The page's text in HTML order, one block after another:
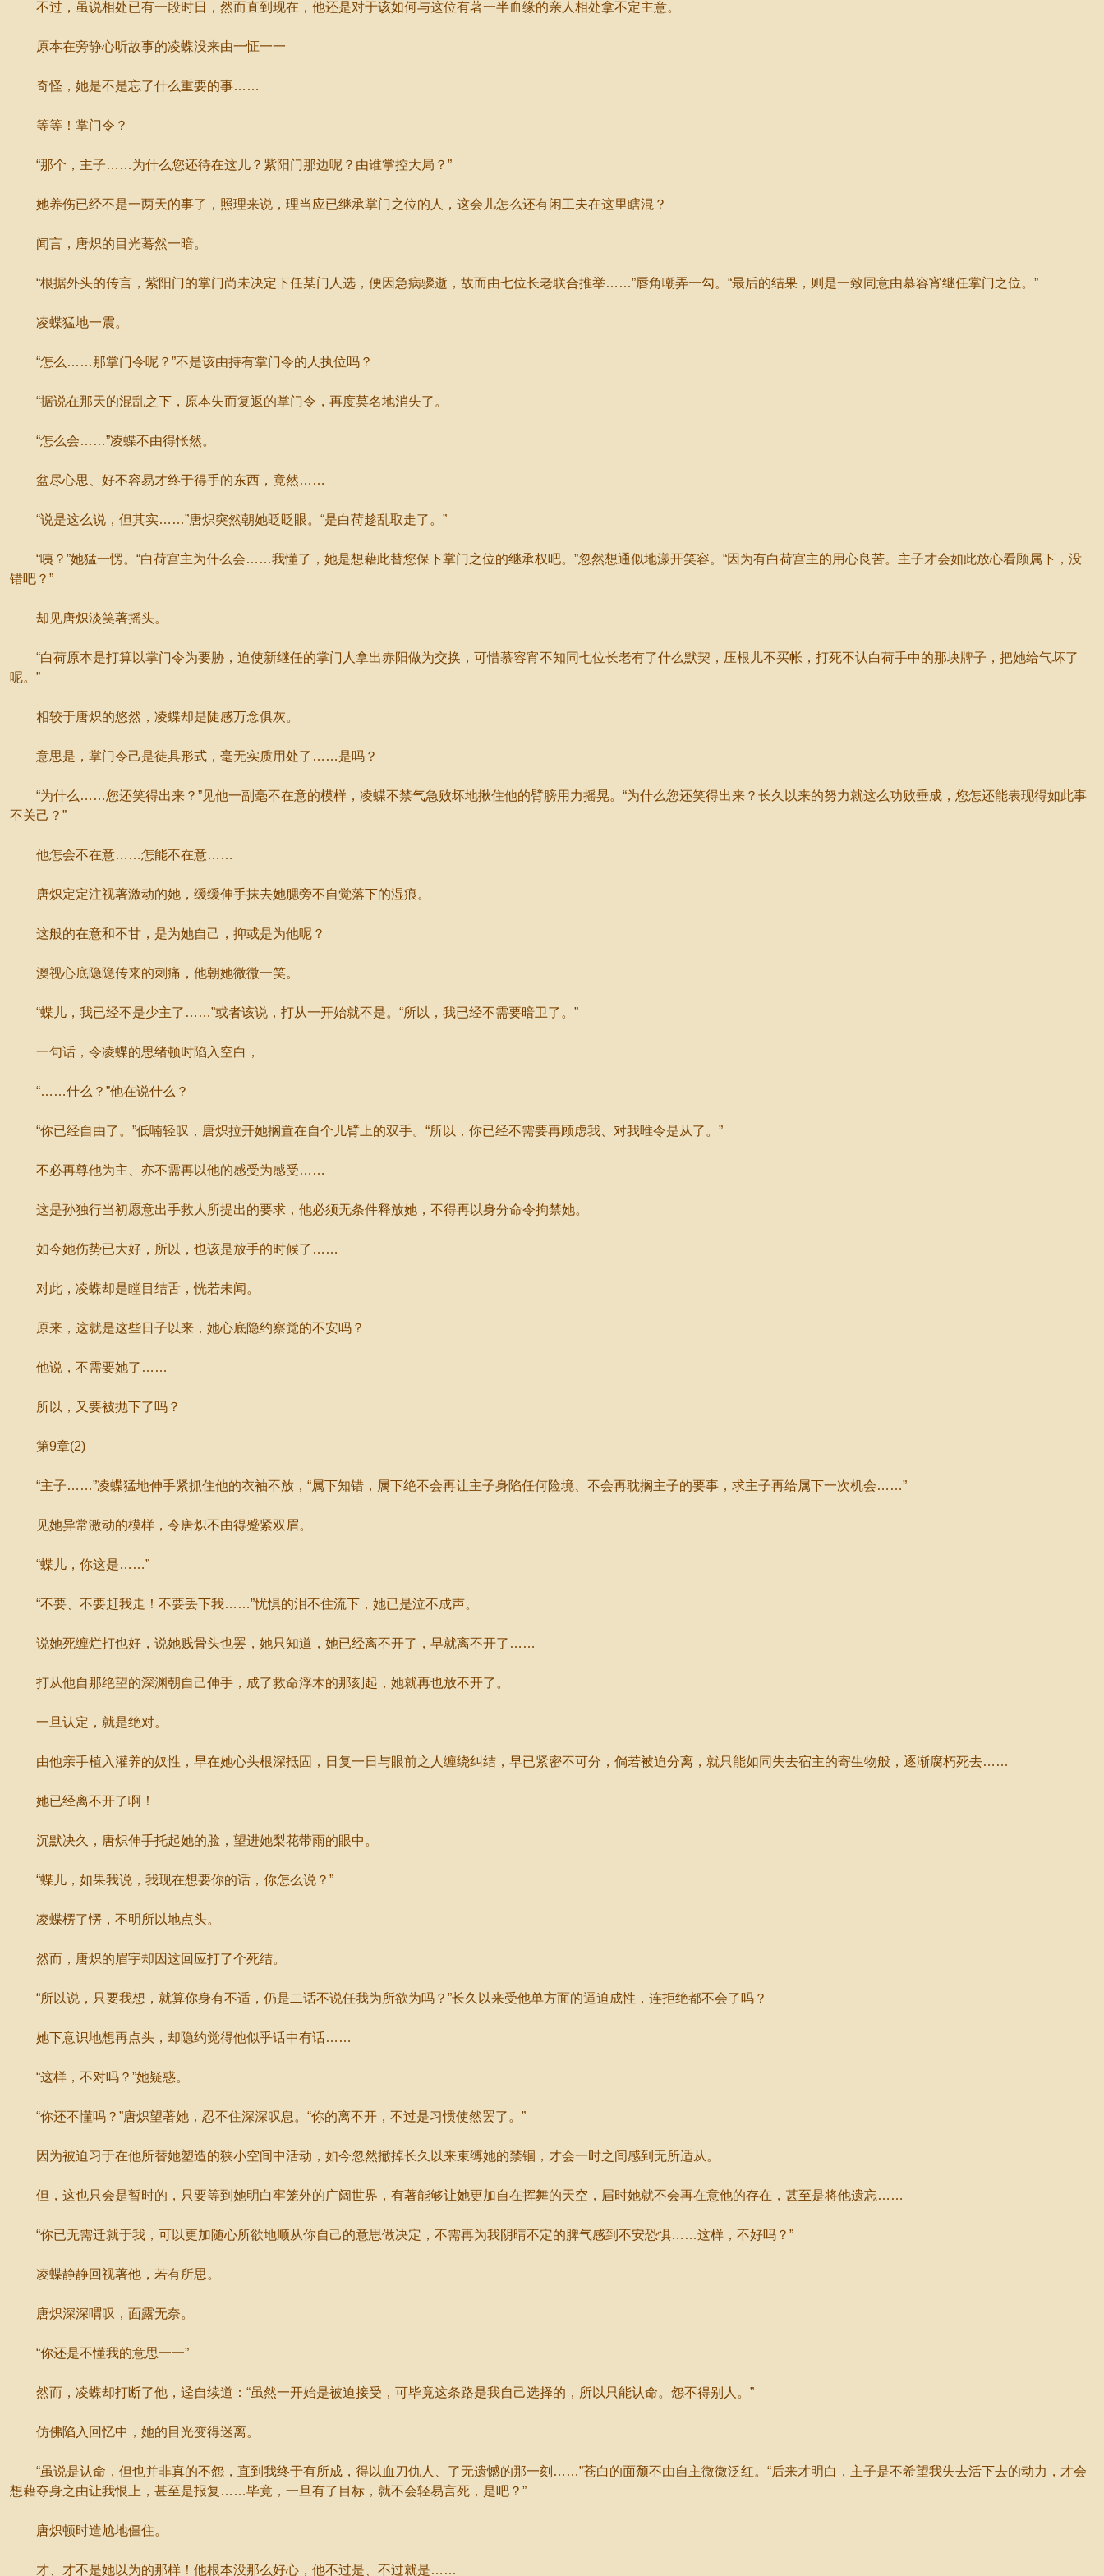
不过，虽说相处已有一段时日，然而直到现在，他还是对于该如何与这位有著一半血缘的亲人相处拿不定主意。
原本在旁静心听故事的凌蝶没来由一怔一一
奇怪，她是不是忘了什么重要的事……
等等！掌门令？
“那个，主子……为什么您还待在这儿？紫阳门那边呢？由谁掌控大局？”
她养伤已经不是一两天的事了，照理来说，理当应已继承掌门之位的人，这会儿怎么还有闲工夫在这里瞎混？
闻言，唐炽的目光蓦然一暗。
“根据外头的传言，紫阳门的掌门尚未决定下任某门人选，便因急病骤逝，故而由七位长老联合推举……”唇角嘲弄一勾。“最后的结果，则是一致同意由慕容宵继任掌门之位。”
凌蝶猛地一震。
“怎么……那掌门令呢？”不是该由持有掌门令的人执位吗？
“据说在那天的混乱之下，原本失而复返的掌门令，再度莫名地消失了。
“怎么会……”凌蝶不由得怅然。
盆尽心思、好不容易才终于得手的东西，竟然……
“说是这么说，但其实……”唐炽突然朝她眨眨眼。“是白荷趁乱取走了。”
“咦？”她猛一愣。“白荷宫主为什么会……我懂了，她是想藉此替您保下掌门之位的继承权吧。”忽然想通似地漾开笑容。“因为有白荷宫主的用心良苦。主子才会如此放心看顾属下，没
错吧？”
却见唐炽淡笑著摇头。
“白荷原本是打算以掌门令为要胁，迫使新继任的掌门人拿出赤阳做为交换，可惜慕容宵不知同七位长老有了什么默契，压根儿不买帐，打死不认白荷手中的那块牌子，把她给气坏了
呢。”
相较于唐炽的悠然，凌蝶却是陡感万念俱灰。
意思是，掌门令己是徒具形式，毫无实质用处了……是吗？
“为什么……您还笑得出来？”见他一副毫不在意的模样，凌蝶不禁气急败坏地揪住他的臂膀用力摇晃。“为什么您还笑得出来？长久以来的努力就这么功败垂成，您怎还能表现得如此事
不关己？”
他怎会不在意……怎能不在意……
唐炽定定注视著激动的她，缓缓伸手抹去她腮旁不自觉落下的湿痕。
这般的在意和不甘，是为她自己，抑或是为他呢？
澳视心底隐隐传来的刺痛，他朝她微微一笑。
“蝶儿，我已经不是少主了……”或者该说，打从一开始就不是。“所以，我已经不需要暗卫了。”
一句话，令凌蝶的思绪顿时陷入空白，
“……什么？”他在说什么？
“你已经自由了。”低喃轻叹，唐炽拉开她搁置在自个儿臂上的双手。“所以，你已经不需要再顾虑我、对我唯令是从了。”
不必再尊他为主、亦不需再以他的感受为感受……
这是孙独行当初愿意出手救人所提出的要求，他必须无条件释放她，不得再以身分命令拘禁她。
如今她伤势已大好，所以，也该是放手的时候了……
对此，凌蝶却是瞠目结舌，恍若未闻。
原来，这就是这些日子以来，她心底隐约察觉的不安吗？
他说，不需要她了……
所以，又要被抛下了吗？
第9章(2)
“主子……”凌蝶猛地伸手紧抓住他的衣袖不放，“属下知错，属下绝不会再让主子身陷任何险境、不会再耽搁主子的要事，求主子再给属下一次机会……”
见她异常激动的模样，令唐炽不由得蹙紧双眉。
“蝶儿，你这是……”
“不要、不要赶我走！不要丢下我……”忧惧的泪不住流下，她已是泣不成声。
说她死缠烂打也好，说她贱骨头也罢，她只知道，她已经离不开了，早就离不开了……
打从他自那绝望的深渊朝自己伸手，成了救命浮木的那刻起，她就再也放不开了。
一旦认定，就是绝对。
由他亲手植入灌养的奴性，早在她心头根深抵固，日复一日与眼前之人缠绕纠结，早已紧密不可分，倘若被迫分离，就只能如同失去宿主的寄生物般，逐渐腐朽死去……
她已经离不开了啊！
沉默决久，唐炽伸手托起她的脸，望进她梨花带雨的眼中。
“蝶儿，如果我说，我现在想要你的话，你怎么说？”
凌蝶楞了愣，不明所以地点头。
然而，唐炽的眉宇却因这回应打了个死结。
“所以说，只要我想，就算你身有不适，仍是二话不说任我为所欲为吗？”长久以来受他单方面的逼迫成性，连拒绝都不会了吗？
她下意识地想再点头，却隐约觉得他似乎话中有话……
“这样，不对吗？”她疑惑。
“你还不懂吗？”唐炽望著她，忍不住深深叹息。“你的离不开，不过是习惯使然罢了。”
因为被迫习于在他所替她塑造的狭小空间中活动，如今忽然撤掉长久以来束缚她的禁锢，才会一时之间感到无所适从。
但，这也只会是暂时的，只要等到她明白牢笼外的广阔世界，有著能够让她更加自在挥舞的天空，届时她就不会再在意他的存在，甚至是将他遗忘……
“你已无需迁就于我，可以更加随心所欲地顺从你自己的意思做决定，不需再为我阴晴不定的脾气感到不安恐惧……这样，不好吗？”
凌蝶静静回视著他，若有所思。
唐炽深深喟叹，面露无奈。
“你还是不懂我的意思一一”
然而，凌蝶却打断了他，迳自续道：“虽然一开始是被迫接受，可毕竟这条路是我自己选择的，所以只能认命。怨不得别人。”
仿佛陷入回忆中，她的目光变得迷离。
“虽说是认命，但也并非真的不怨，直到我终于有所成，得以血刀仇人、了无遗憾的那一刻……”苍白的面颓不由自主微微泛红。“后来才明白，主子是不希望我失去活下去的动力，才会
想藉夺身之由让我恨上，甚至是报复……毕竟，一旦有了目标，就不会轻易言死，是吧？”
唐炽顿时造尬地僵住。
才、才不是她以为的那样！他根本没那么好心，他不过是、不过就是……